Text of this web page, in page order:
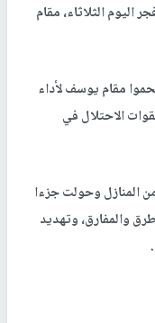
اليوم الثلاثاء، مقام
مقام يوسف لأداء
الاحتلال في
المنازل وحولت جزءا
والمفارق، وتهديد